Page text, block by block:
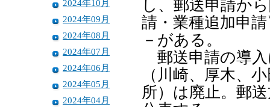
2024年10月
2024年09月
2024年08月
2024年07月
2024年06月
2024年05月
2024年04月
し、郵送申請か
請・業種追加申
－がある。
郵送申請の導入
（川崎、厚木、
所）は廃止。郵